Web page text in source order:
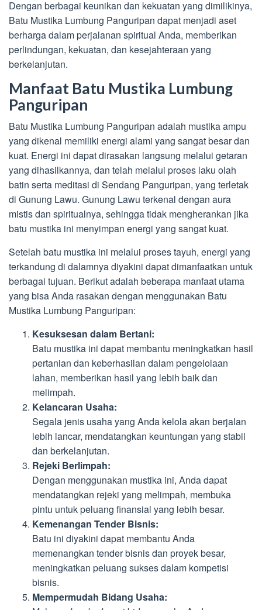
Dengan berbagai keunikan dan kekuatan yang dimilikinya,
Batu Mustika Lumbung Panguripan dapat menjadi aset
berharga dalam perjalanan spiritual Anda, memberikan
perlindungan, kekuatan, dan kesejahteraan yang
berkelanjutan.
Manfaat Batu Mustika Lumbung
Panguripan
Batu Mustika Lumbung Panguripan adalah mustika ampu
yang dikenal memiliki energi alami yang sangat besar dan
kuat. Energi ini dapat dirasakan langsung melalui getaran
yang dihasilkannya, dan telah melalui proses laku olah
batin serta meditasi di Sendang Panguripan, yang terletak
di Gunung Lawu. Gunung Lawu terkenal dengan aura
mistis dan spiritualnya, sehingga tidak mengherankan jika
batu mustika ini menyimpan energi yang sangat kuat.
Setelah batu mustika ini melalui proses tayuh, energi yang
terkandung di dalamnya diyakini dapat dimanfaatkan untuk
berbagai tujuan. Berikut adalah beberapa manfaat utama
yang bisa Anda rasakan dengan menggunakan Batu
Mustika Lumbung Panguripan:
Kesuksesan dalam Bertani:
Batu mustika ini dapat membantu meningkatkan hasil
pertanian dan keberhasilan dalam pengelolaan
lahan, memberikan hasil yang lebih baik dan
melimpah.
Kelancaran Usaha:
Segala jenis usaha yang Anda kelola akan berjalan
lebih lancar, mendatangkan keuntungan yang stabil
dan berkelanjutan.
Rejeki Berlimpah:
Dengan menggunakan mustika ini, Anda dapat
mendatangkan rejeki yang melimpah, membuka
pintu untuk peluang finansial yang lebih besar.
Kemenangan Tender Bisnis:
Batu ini diyakini dapat membantu Anda
memenangkan tender bisnis dan proyek besar,
meningkatkan peluang sukses dalam kompetisi
bisnis.
Mempermudah Bidang Usaha: